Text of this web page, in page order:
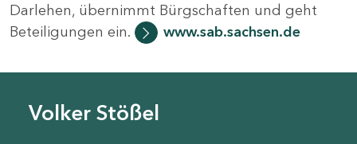
Darlehen, übernimmt Bürgschaften und geht
Beteiligungen ein.
www.sab.sachsen.de
Volker Stößel